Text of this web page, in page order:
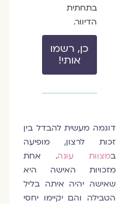
בתחתית
הדיוור.
כן, רשמו
אותי!
דוגמה מעשית להבדל בין
זכות לרצון, מופיעה
מצוות עונה. אחת
מזכויות האישה היא
שאישהּ יהיה איתה בליל
הטבילה והם יקיימו יחסי